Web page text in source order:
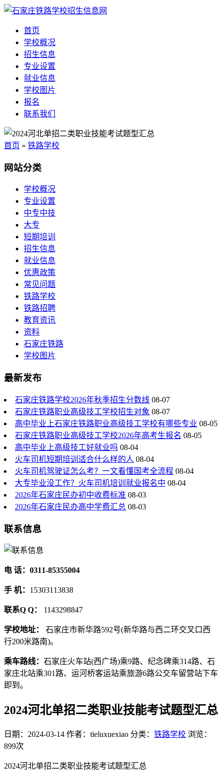
首页
学校概况
招生信息
专业设置
就业信息
学校图片
报名
联系我们
首页 » 铁路学校
网站分类
学校概况
专业设置
中专中技
大专
短期培训
招生信息
就业信息
优惠政策
常见问题
铁路学校
铁路招聘
教育资讯
资料
石家庄铁路
学校图片
最新发布
石家庄铁路学校2026年秋季招生分数线 08-07
石家庄铁路职业高级技工学校招生对象 08-07
高中毕业上石家庄铁路职业高级技工学校有哪些专业 08-05
石家庄铁路职业高级技工学校2026年高考生报名 08-05
高中毕业上高级技工好就业吗 08-04
火车司机短期培训适合什么样的人 08-04
火车司机驾驶证怎么考？一文看懂国考全流程 08-04
大专毕业没工作？火车司机培训就业报名中 08-04
2026年石家庄民办初中收费标准 08-03
2026年石家庄民办高中学费汇总 08-03
联系信息
电 话：0311-85355004
手 机： 15303113838
联系Q Q： 1143298847
学校地址： 石家庄市新华路592号(新华路与西二环交叉口西
行200米路南)。
乘车路线： 石家庄火车站(西广场)乘9路、纪念碑乘314路、石
家庄北站乘301路、运河桥客运站乘旅游6路公交车留营站下车
即到。
2024河北单招二类职业技能考试题型汇总
日期：2024-03-14 作者：tieluxuexiao 分类： 铁路学校 浏览：
899次
2024河北单招二类职业技能考试题型汇总